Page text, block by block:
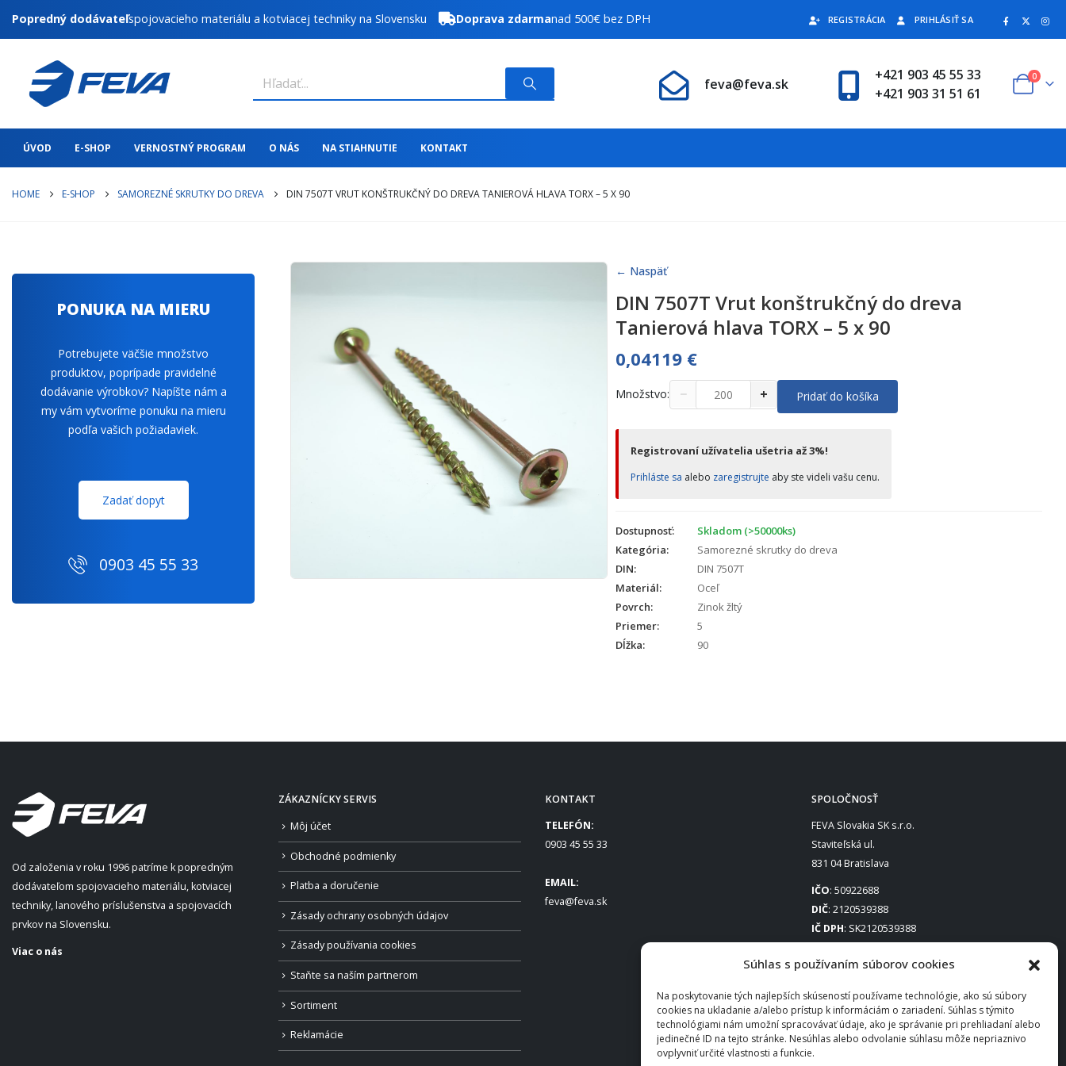
Súhlas s používaním súborov cookies
Na poskytovanie tých najlepších skúseností používame technológie, ako sú súbory
cookies na ukladanie a/alebo prístup k informáciám o zariadení. Súhlas s týmito
technológiami nám umožní spracovávať údaje, ako je správanie pri prehliadaní alebo
jedinečné ID na tejto stránke. Nesúhlas alebo odvolanie súhlasu môže nepriaznivo
ovplyvniť určité vlastnosti a funkcie.
Popredný dodávateľspojovacieho materiálu a kotviacej techniky na Slovensku Doprava zdarmanad 500€ bez DPH REGISTRÁCIA PRIHLÁSIŤ SA
feva@feva.sk
+421 903 45 55 33
+421 903 31 51 61
0
ÚVOD E-SHOP VERNOSTNÝ PROGRAM O NÁS NA STIAHNUTIE KONTAKT
HOME E-SHOP SAMOREZNÉ SKRUTKY DO DREVA DIN 7507T VRUT KONŠTRUKČNÝ DO DREVA TANIEROVÁ HLAVA TORX – 5 X 90
← Naspäť
DIN 7507T Vrut konštrukčný do dreva
Tanierová hlava TORX – 5 x 90
0,04119 €
Množstvo: − + Pridať do košíka
Registrovaní užívatelia ušetria až 3%!
Prihláste sa alebo zaregistrujte aby ste videli vašu cenu.
Dostupnosť:
Skladom (>50000ks)
Kategória:
Samorezné skrutky do dreva
DIN:
DIN 7507T
Materiál:
Oceľ
Povrch:
Zinok žltý
Priemer:
5
Dĺžka:
90
PONUKA NA MIERU
Potrebujete väčšie množstvo
produktov, poprípade pravidelné
dodávanie výrobkov? Napíšte nám a
my vám vytvoríme ponuku na mieru
podľa vašich požiadaviek.
Zadať dopyt
0903 45 55 33
Od založenia v roku 1996 patríme k popredným
dodávateľom spojovacieho materiálu, kotviacej
techniky, lanového príslušenstva a spojovacích
prvkov na Slovensku.
Viac o nás
ZÁKAZNÍCKY SERVIS
Môj účet
Obchodné podmienky
Platba a doručenie
Zásady ochrany osobných údajov
Zásady používania cookies
Staňte sa naším partnerom
Sortiment
Reklamácie
KONTAKT
TELEFÓN:
0903 45 55 33
EMAIL:
feva@feva.sk
SPOLOČNOSŤ
FEVA Slovakia SK s.r.o.
Staviteľská ul.
831 04 Bratislava
IČO: 50922688
DIČ: 2120539388
IČ DPH: SK2120539388